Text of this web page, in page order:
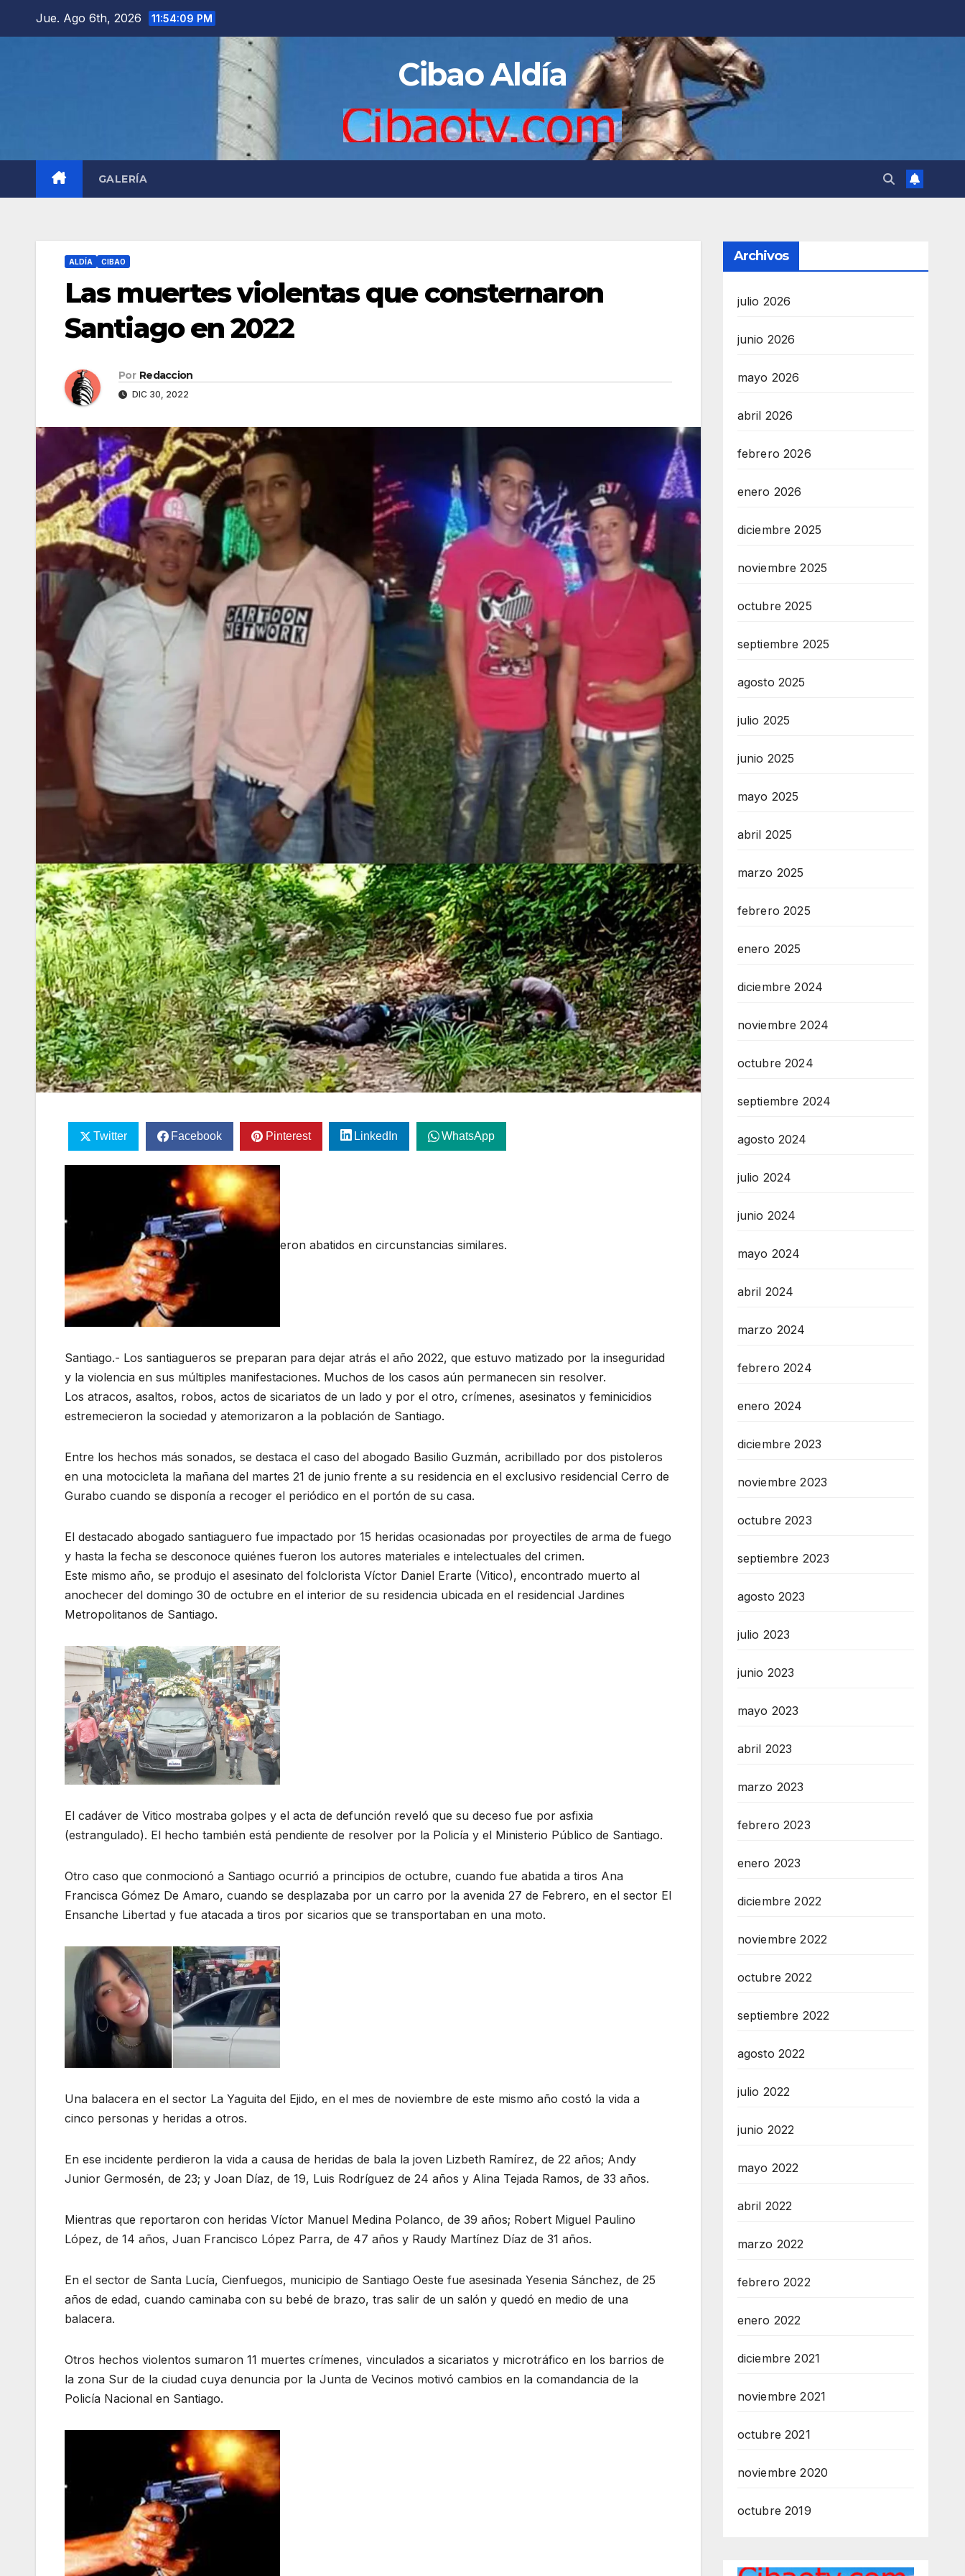
Jue. Ago 6th, 2026 11:54:10 PM
Cibao Aldía
GALERÍA
ALDÍA CIBAO
Las muertes violentas que consternaron
Santiago en 2022
Por Redaccion
DIC 30, 2022
Twitter Facebook Pinterest LinkedIn WhatsApp
eron abatidos en circunstancias similares.
Santiago.- Los santiagueros se preparan para dejar atrás el año 2022, que estuvo matizado por la inseguridad
y la violencia en sus múltiples manifestaciones. Muchos de los casos aún permanecen sin resolver.
Los atracos, asaltos, robos, actos de sicariatos de un lado y por el otro, crímenes, asesinatos y feminicidios
estremecieron la sociedad y atemorizaron a la población de Santiago.
Entre los hechos más sonados, se destaca el caso del abogado Basilio Guzmán, acribillado por dos pistoleros
en una motocicleta la mañana del martes 21 de junio frente a su residencia en el exclusivo residencial Cerro de
Gurabo cuando se disponía a recoger el periódico en el portón de su casa.
El destacado abogado santiaguero fue impactado por 15 heridas ocasionadas por proyectiles de arma de fuego
y hasta la fecha se desconoce quiénes fueron los autores materiales e intelectuales del crimen.
Este mismo año, se produjo el asesinato del folclorista Víctor Daniel Erarte (Vitico), encontrado muerto al
anochecer del domingo 30 de octubre en el interior de su residencia ubicada en el residencial Jardines
Metropolitanos de Santiago.
El cadáver de Vitico mostraba golpes y el acta de defunción reveló que su deceso fue por asfixia
(estrangulado). El hecho también está pendiente de resolver por la Policía y el Ministerio Público de Santiago.
Otro caso que conmocionó a Santiago ocurrió a principios de octubre, cuando fue abatida a tiros Ana
Francisca Gómez De Amaro, cuando se desplazaba por un carro por la avenida 27 de Febrero, en el sector El
Ensanche Libertad y fue atacada a tiros por sicarios que se transportaban en una moto.
Una balacera en el sector La Yaguita del Ejido, en el mes de noviembre de este mismo año costó la vida a
cinco personas y heridas a otros.
En ese incidente perdieron la vida a causa de heridas de bala la joven Lizbeth Ramírez, de 22 años; Andy
Junior Germosén, de 23; y Joan Díaz, de 19, Luis Rodríguez de 24 años y Alina Tejada Ramos, de 33 años.
Mientras que reportaron con heridas Víctor Manuel Medina Polanco, de 39 años; Robert Miguel Paulino
López, de 14 años, Juan Francisco López Parra, de 47 años y Raudy Martínez Díaz de 31 años.
En el sector de Santa Lucía, Cienfuegos, municipio de Santiago Oeste fue asesinada Yesenia Sánchez, de 25
años de edad, cuando caminaba con su bebé de brazo, tras salir de un salón y quedó en medio de una
balacera.
Otros hechos violentos sumaron 11 muertes crímenes, vinculados a sicariatos y microtráfico en los barrios de
la zona Sur de la ciudad cuya denuncia por la Junta de Vecinos motivó cambios en la comandancia de la
Policía Nacional en Santiago.
Archivos
julio 2026
junio 2026
mayo 2026
abril 2026
febrero 2026
enero 2026
diciembre 2025
noviembre 2025
octubre 2025
septiembre 2025
agosto 2025
julio 2025
junio 2025
mayo 2025
abril 2025
marzo 2025
febrero 2025
enero 2025
diciembre 2024
noviembre 2024
octubre 2024
septiembre 2024
agosto 2024
julio 2024
junio 2024
mayo 2024
abril 2024
marzo 2024
febrero 2024
enero 2024
diciembre 2023
noviembre 2023
octubre 2023
septiembre 2023
agosto 2023
julio 2023
junio 2023
mayo 2023
abril 2023
marzo 2023
febrero 2023
enero 2023
diciembre 2022
noviembre 2022
octubre 2022
septiembre 2022
agosto 2022
julio 2022
junio 2022
mayo 2022
abril 2022
marzo 2022
febrero 2022
enero 2022
diciembre 2021
noviembre 2021
octubre 2021
noviembre 2020
octubre 2019